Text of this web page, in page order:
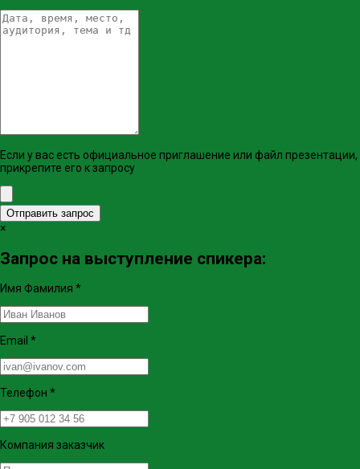
Если у вас есть официальное приглашение или файл презентации,
прикрепите его к запросу
Отправить запрос
×
Запрос на выступление спикера:
Имя Фамилия *
Email *
Телефон *
Компания заказчик